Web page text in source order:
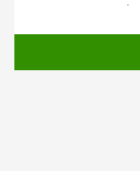
importancia de